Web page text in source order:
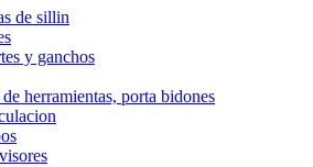
de sillin
y ganchos
herramientas, porta bidones